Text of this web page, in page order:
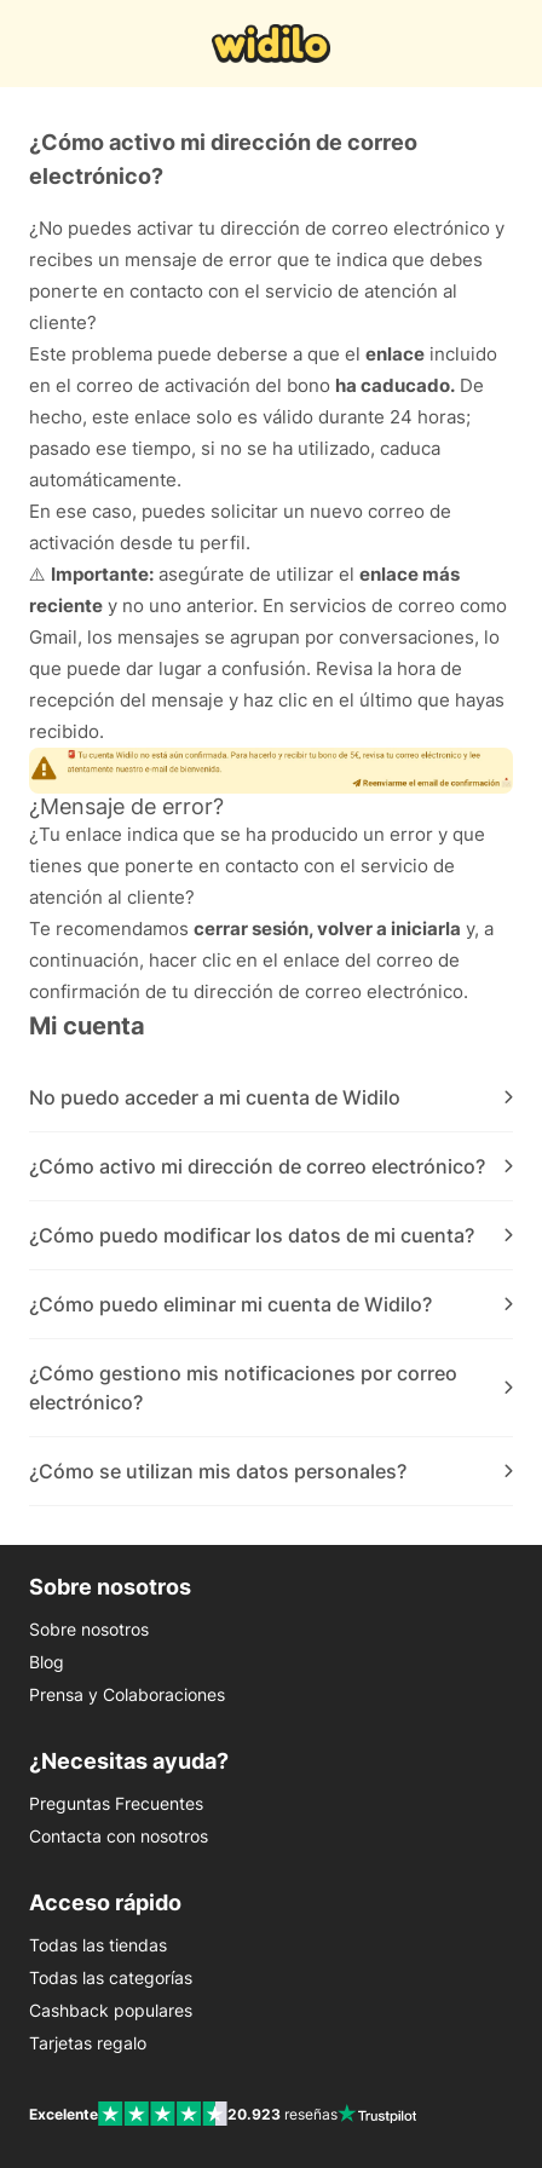
Mi cuenta
No puedo acceder a mi cuenta de Widilo
¿Cómo activo mi dirección de correo electrónico?
¿Cómo puedo modificar los datos de mi cuenta?
¿Cómo puedo eliminar mi cuenta de Widilo?
¿Cómo gestiono mis notificaciones por correo
electrónico?
¿Cómo se utilizan mis datos personales?
¿Cómo activo mi dirección de correo
electrónico?
¿No puedes activar tu dirección de correo electrónico y
recibes un mensaje de error que te indica que debes
ponerte en contacto con el servicio de atención al
cliente?
Este problema puede deberse a que el enlace incluido
en el correo de activación del bono ha caducado. De
hecho, este enlace solo es válido durante 24 horas;
pasado ese tiempo, si no se ha utilizado, caduca
automáticamente.
En ese caso, puedes solicitar un nuevo correo de
activación desde tu perfil.
⚠️ Importante: asegúrate de utilizar el enlace más
reciente y no uno anterior. En servicios de correo como
Gmail, los mensajes se agrupan por conversaciones, lo
que puede dar lugar a confusión. Revisa la hora de
recepción del mensaje y haz clic en el último que hayas
recibido.
¿Mensaje de error?
¿Tu enlace indica que se ha producido un error y que
tienes que ponerte en contacto con el servicio de
atención al cliente?
Te recomendamos cerrar sesión, volver a iniciarla y, a
continuación, hacer clic en el enlace del correo de
confirmación de tu dirección de correo electrónico.
Sobre nosotros
Sobre nosotros
Blog
Prensa y Colaboraciones
¿Necesitas ayuda?
Preguntas Frecuentes
Contacta con nosotros
Acceso rápido
Todas las tiendas
Todas las categorías
Cashback populares
Tarjetas regalo
Excelente 20.923 reseñas